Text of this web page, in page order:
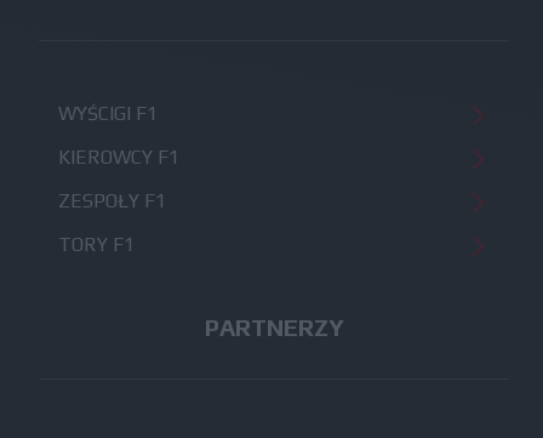
WYŚCIGI F1
KIEROWCY F1
ZESPOŁY F1
TORY F1
PARTNERZY